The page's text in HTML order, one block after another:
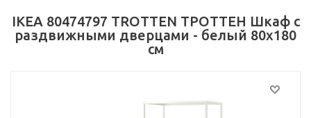
IKEA 80474797 TROTTEN ТРОТТЕН Шкаф с
раздвижными дверцами - белый 80x180
см